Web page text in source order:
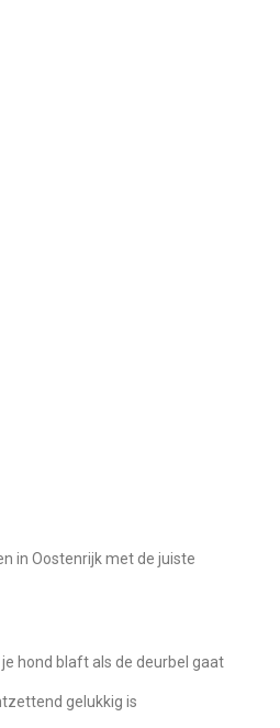
in Oostenrijk met de juiste
hond blaft als de deurbel gaat
gelukkig is